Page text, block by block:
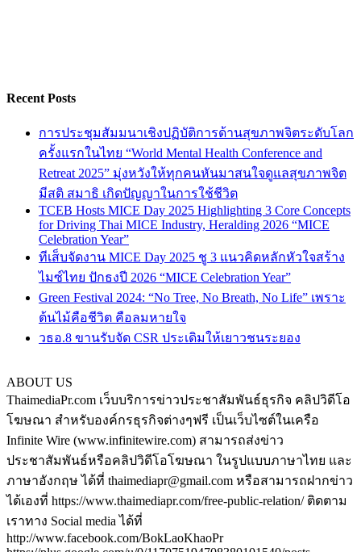
Recent Posts
การประชุมสัมมนาเชิงปฏิบัติการด้านสุขภาพจิตระดับโลก
ครั้งแรกในไทย “World Mental Health Conference and
Retreat 2025” มุ่งหวังให้ทุกคนหันมาสนใจดูแลสุขภาพจิต
มีสติ สมาธิ เกิดปัญญาในการใช้ชีวิต
TCEB Hosts MICE Day 2025 Highlighting 3 Core Concepts
for Driving Thai MICE Industry, Heralding 2026 “MICE
Celebration Year”
ทีเส็บจัดงาน MICE Day 2025 ชู 3 แนวคิดหลักหัวใจสร้าง
ไมซ์ไทย ปักธงปี 2026 “MICE Celebration Year”
Green Festival 2024: “No Tree, No Breath, No Life” เพราะ
ต้นไม้คือชีวิต คือลมหายใจ
วธอ.8 ขานรับจัด CSR ประเดิมให้เยาวชนระยอง
ABOUT US
ThaimediaPr.com เว็บบริการข่าวประชาสัมพันธ์ธุรกิจ คลิปวิดีโอ
โฆษณา สำหรับองค์กรธุรกิจต่างๆฟรี เป็นเว็บไซต์ในเครือ
Infinite Wire (www.infinitewire.com) สามารถส่งข่าว
ประชาสัมพันธ์หรือคลิปวิดีโอโฆษณา ในรูปแบบภาษาไทย และ
ภาษาอังกฤษ ได้ที่ thaimediapr@gmail.com หรือสามารถฝากข่าว
ได้เองที่ https://www.thaimediapr.com/free-public-relation/ ติดตาม
เราทาง Social media ได้ที่
http://www.facebook.com/BokLaoKhaoPr